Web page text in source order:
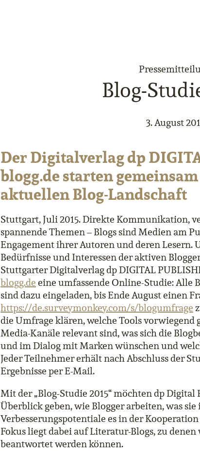
Blog-
3. August
Der Digitalverlag dp
blogg.de starten
aktuellen Blog-Landschaft
Stuttgart, Juli 2015. Direkte Kommunikation,
spannende Themen – Blogs sind Medien am
Engagement ihrer Autoren und deren Lesern.
Bedürfnisse und Interessen der aktiven
Stuttgarter Digitalverlag dp DIGITAL
blogg.deeine umfassende Online-Studie: Alle
sind dazu eingeladen, bis Ende August einen
https://de.surveymonkey.com/s/blogumfrage
die Umfrage klären, welche Tools vorwiegend
Media-Kanäle relevant sind, was sich die
und im Dialog mit Marken wünschen und
Jeder Teilnehmer erhält nach Abschluss der
Ergebnisse per E-Mail.
Mit der „Blog-Studie 2015“ möchten dp
Überblick geben, wie Blogger arbeiten, was
Verbesserungspotentiale es in der
Fokus liegt dabei auf Literatur-Blogs, zu
beantwortet werden können.